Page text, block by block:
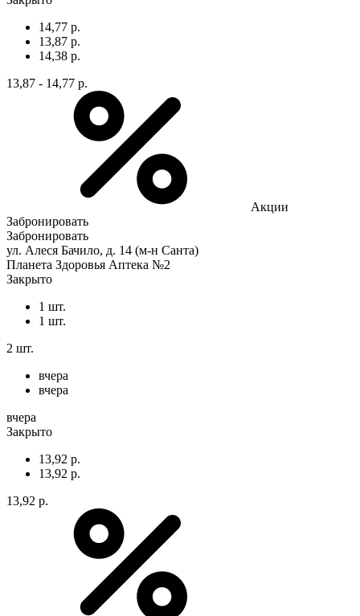
14,77 р.
13,87 р.
14,38 р.
13,87 - 14,77 р.
Акции
Забронировать
Забронировать
ул. Алеся Бачило, д. 14 (м-н Санта)
Планета Здоровья Аптека №2
Закрыто
1 шт.
1 шт.
2 шт.
вчера
вчера
вчера
Закрыто
13,92 р.
13,92 р.
13,92 р.